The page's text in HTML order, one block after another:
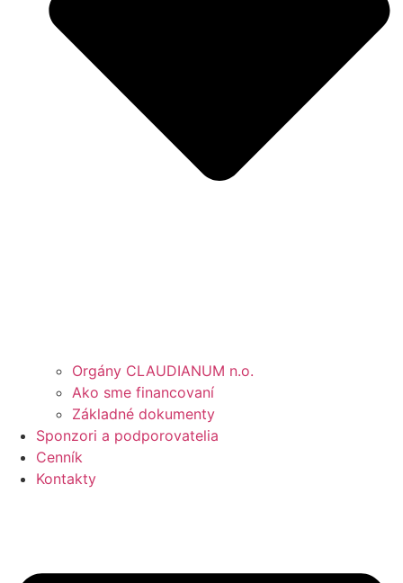
Orgány CLAUDIANUM n.o.
Ako sme financovaní
Základné dokumenty
Sponzori a podporovatelia
Cenník
Kontakty